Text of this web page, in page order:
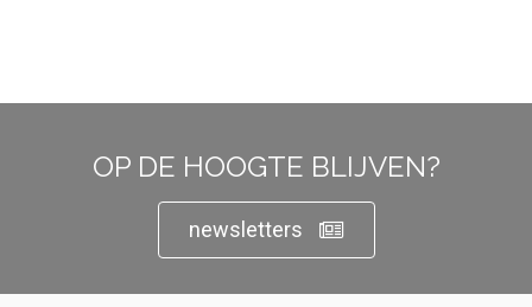
OP DE HOOGTE BLIJVEN?
newsletters